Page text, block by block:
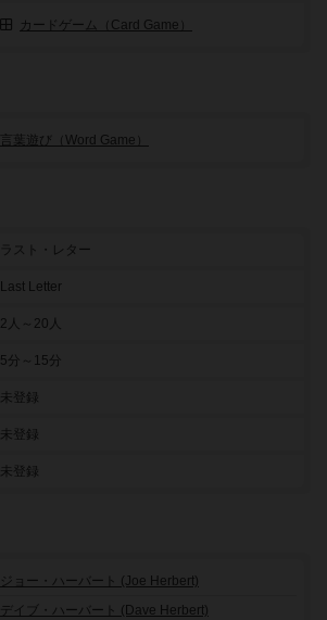
カードゲーム（Card Game）
言葉遊び（Word Game）
ラスト・レター
Last Letter
2人～20人
5分～15分
未登録
未登録
未登録
ジョー・ハーバート (Joe Herbert)
デイブ・ハーバート (Dave Herbert)